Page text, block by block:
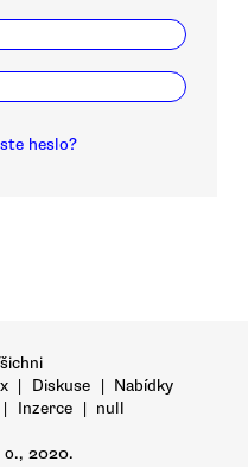
heslo?
| Diskuse | Nabídky
| Inzerce | null
o., 2020.